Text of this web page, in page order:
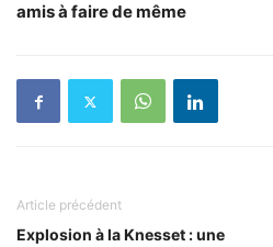
amis à faire de même
Article précédent
Explosion à la Knesset : une